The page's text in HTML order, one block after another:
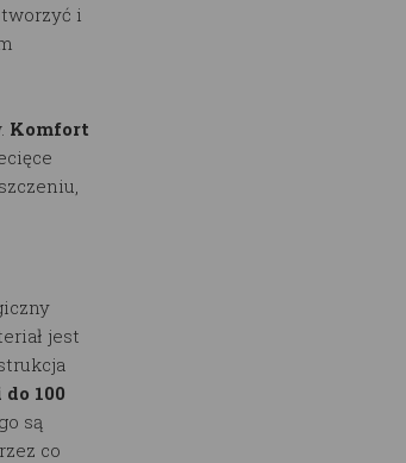
i
Komfort
jest
100
są
co